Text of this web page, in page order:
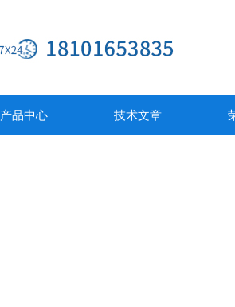
产品中心 技术文章